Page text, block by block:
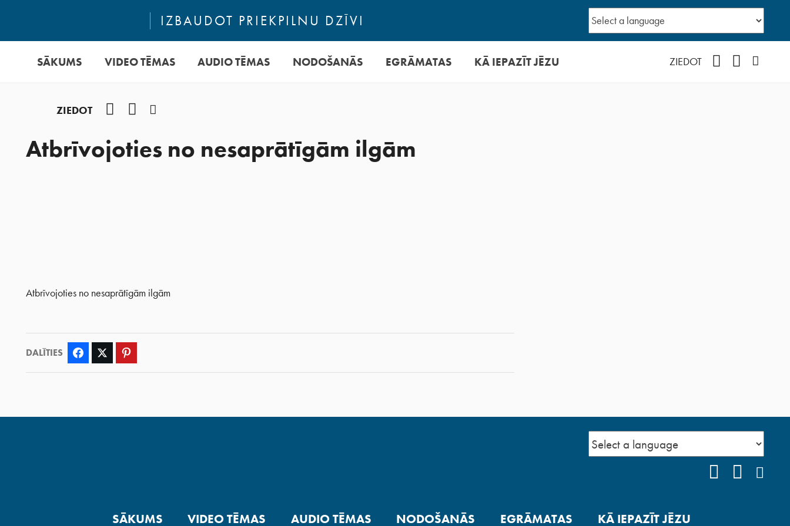
IZBAUDOT PRIEKPILNU DZĪVI
SĀKUMS VIDEO TĒMAS AUDIO TĒMAS NODOŠANĀS EGRĀMATAS KĀ IEPAZĪT JĒZU ZIEDOT FacebookYouTube
ZIEDOT FacebookYouTube
Atbrīvojoties no nesaprātīgām ilgām
Atbrīvojoties no nesaprātīgām ilgām
DALĪTIES Facebook Twitter
FACEBOOK
SĀKUMS VIDEO TĒMAS AUDIO TĒMAS NODOŠANĀS EGRĀMATAS KĀ IEPAZĪT JĒZU